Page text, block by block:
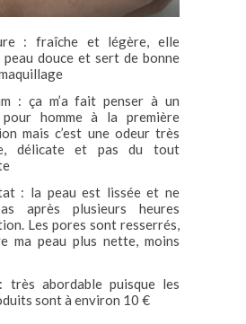
: fraîche et légère, elle
peau douce et sert de bonne
: ça m’a fait penser à un
homme à la première
mais c’est une odeur très
délicate et pas du tout
: la peau est lissée et ne
après plusieurs heures
Les pores sont resserrés,
ma peau plus nette, moins
très abordable puisque les
sont à environ 10 €